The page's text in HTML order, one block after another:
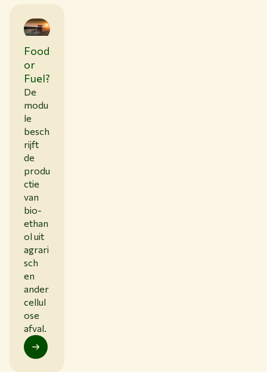
Food
or
Fuel?
De
modu
le
besch
rijft
de
produ
ctie
van
bio-
ethan
ol uit
agrari
sch
en
ander
cellul
ose
afval.